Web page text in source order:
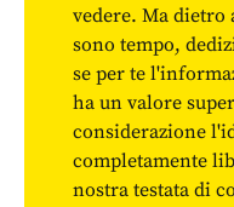
vedere. Ma dietro
sono tempo,
se per te
ha un valore
considerazione
completamente
nostra testata di